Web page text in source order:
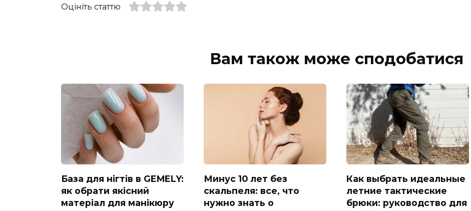
Оцініть статтю
Вам також може сподобатися
База для нігтів в GEMELY:
як обрати якісний
матеріал для манікюру
Минус 10 лет без
скальпеля: все, что
нужно знать о
Как выбрать идеальные
летние тактические
брюки: руководство для